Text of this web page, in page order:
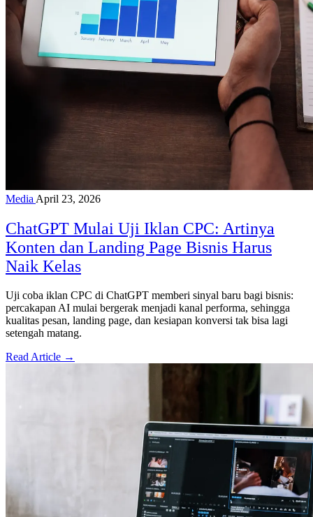
Media April 23, 2026
ChatGPT Mulai Uji Iklan CPC: Artinya
Konten dan Landing Page Bisnis Harus
Naik Kelas
Uji coba iklan CPC di ChatGPT memberi sinyal baru bagi bisnis:
percakapan AI mulai bergerak menjadi kanal performa, sehingga
kualitas pesan, landing page, dan kesiapan konversi tak bisa lagi
setengah matang.
Read Article →